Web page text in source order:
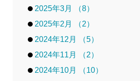
2025年3月 （8）
2025年2月 （2）
2024年12月 （5）
2024年11月 （2）
2024年10月 （10）